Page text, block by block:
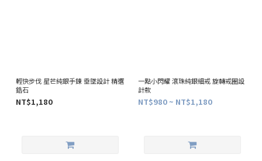
輕快步伐 星芒純銀手鍊 垂墜設計 精選
鋯石
NT$1,180
一點小閃耀 滾珠純銀細戒 旋轉戒圈設
計款
NT$980 ~ NT$1,180